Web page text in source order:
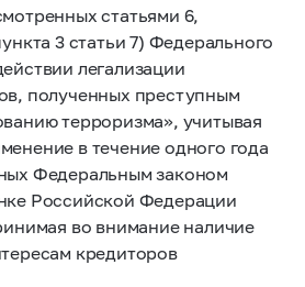
статьями 6,
3 статьи 7) Федерального
легализации
полученных преступным
терроризма», учитывая
в течение одного года
Федеральным законом
Российской Федерации
во внимание наличие
кредиторов